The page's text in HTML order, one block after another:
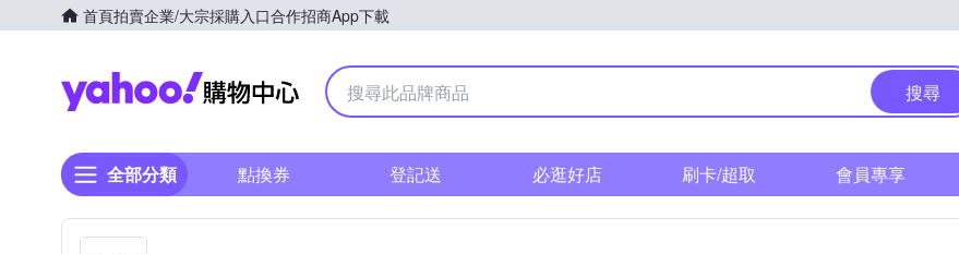
首頁拍賣企業/大宗採購入口合作招商App下載
Yahoo購物中心
搜尋
全部分類 點換券 登記送 必逛好店 刷卡/超取 會員專享